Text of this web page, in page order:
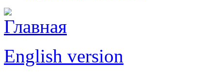
English version